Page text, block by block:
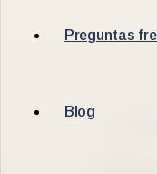
Preguntas
Blog